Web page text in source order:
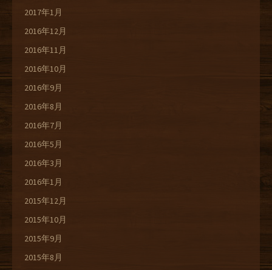
2017年1月
2016年12月
2016年11月
2016年10月
2016年9月
2016年8月
2016年7月
2016年5月
2016年3月
2016年1月
2015年12月
2015年10月
2015年9月
2015年8月